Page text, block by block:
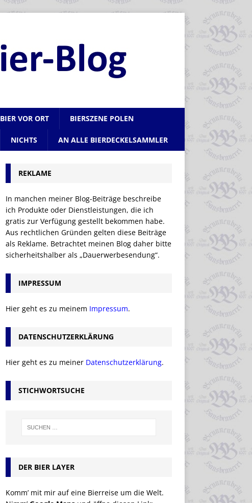
BIER VOR ORT BIERSZENE POLEN
NICHTS AN ALLE BIERDECKELSAMMLER
REKLAME
In manchen meiner Blog-Beiträge beschreibe
ich Produkte oder Dienstleistungen, die ich
gratis zur Verfügung gestellt bekommen habe.
Aus rechtlichen Gründen gelten diese Beiträge
als Reklame. Betrachtet meinen Blog daher bitte
sicherheitshalber als „Dauerwerbesendung“.
IMPRESSUM
Hier geht es zu meinem Impressum.
DATENSCHUTZERKLÄRUNG
Hier geht es zu meiner Datenschutzerklärung.
STICHWORTSUCHE
DER BIER LAYER
Komm’ mit mir auf eine Bierreise um die Welt.